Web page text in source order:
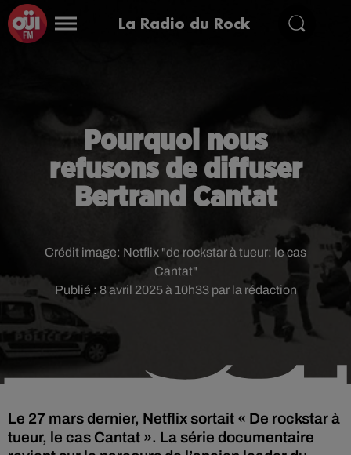
La Radio du Rock
Pourquoi nous
refusons de diffuser
Bertrand Cantat
Publié : 8 avril 2025 à 10h33 par la rédaction
Crédit image: Netflix "de rockstar à tueur: le cas
Cantat"
Le 27 mars dernier, Netflix sortait « De rockstar à
tueur, le cas Cantat ». La série documentaire